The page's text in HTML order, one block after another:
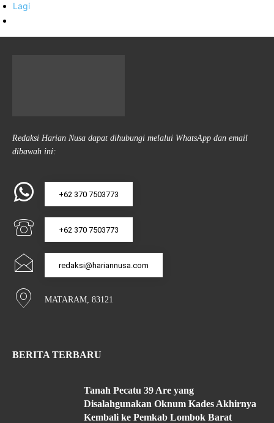
Lagi
Redaksi Harian Nusa dapat dihubungi melalui WhatsApp dan email
dibawah ini:
+62 370 7503773
+62 370 7503773
redaksi@hariannusa.com
MATARAM, 83121
BERITA TERBARU
Tanah Pecatu 39 Are yang
Disalahgunakan Oknum Kades Akhirnya
Kembali ke Pemkab Lombok Barat